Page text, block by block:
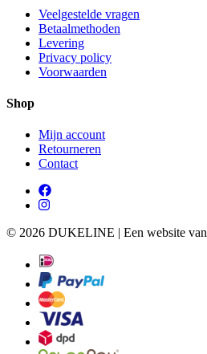
Veelgestelde vragen
Betaalmethoden
Levering
Privacy policy
Voorwaarden
Shop
Mijn account
Retourneren
Contact
© 2026 DUKELINE | Een website van